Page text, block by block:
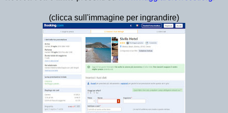
(clicca sull'immagine per ingrandire)